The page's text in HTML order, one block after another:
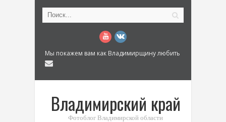
Мы покажем вам как Владимирщину любить
Владимирский край
Фотоблог Владимирской области